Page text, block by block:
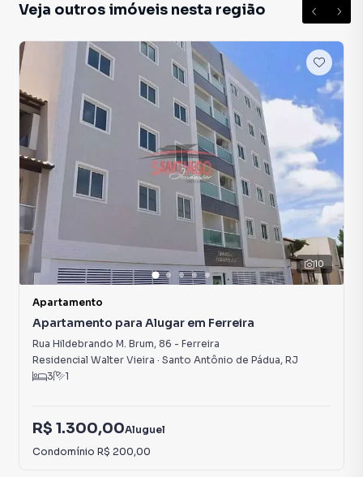
Veja outros imóveis nesta região
10
Apartamento
Apartamento para Alugar em Ferreira
Rua Hildebrando M. Brum, 86 - Ferreira
Residencial Walter Vieira · Santo Antônio de Pádua, RJ
3
1
R$ 1.300,00Aluguel
Condomínio R$ 200,00